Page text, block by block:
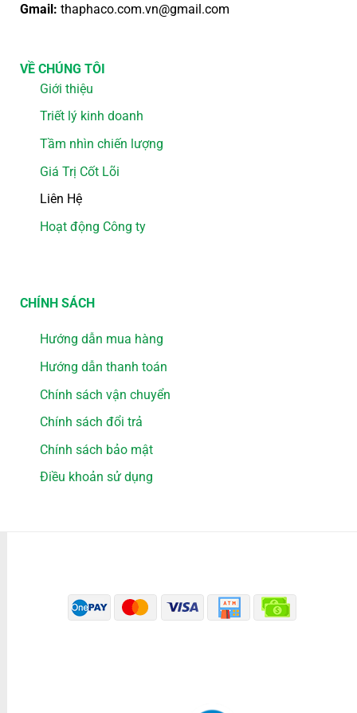
Gmail: thaphaco.com.vn@gmail.com
VỀ CHÚNG TÔI
Giới thiệu
Triết lý kinh doanh
Tầm nhìn chiến lượng
Giá Trị Cốt Lõi
Liên Hệ
Hoạt động Công ty
CHÍNH SÁCH
Hướng dẫn mua hàng
Hướng dẫn thanh toán
Chính sách vận chuyển
Chính sách đổi trả
Chính sách bảo mật
Điều khoản sử dụng